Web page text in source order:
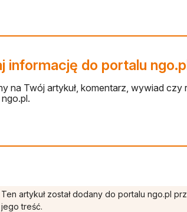
informację do portalu
na Twój artykuł, komentarz, wywiad
Ten artykuł został dodany do portalu ngo.pl
jego treść.